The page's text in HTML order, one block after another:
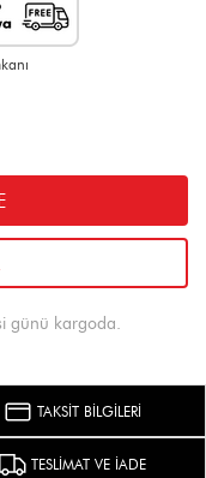
günü kargoda.
TAKSİT BİLGİLERİ
TESLİMAT VE İADE